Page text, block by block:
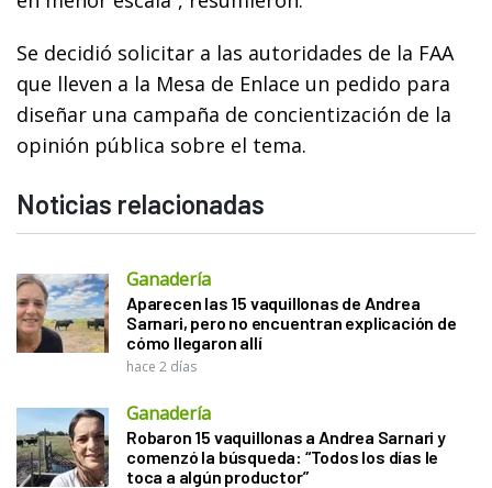
Se decidió solicitar a las autoridades de la FAA
que lleven a la Mesa de Enlace un pedido para
diseñar una campaña de concientización de la
opinión pública sobre el tema.
Noticias relacionadas
Ganadería
Aparecen las 15 vaquillonas de Andrea
Sarnari, pero no encuentran explicación de
cómo llegaron allí
hace 2 días
Ganadería
Robaron 15 vaquillonas a Andrea Sarnari y
comenzó la búsqueda: “Todos los días le
toca a algún productor”